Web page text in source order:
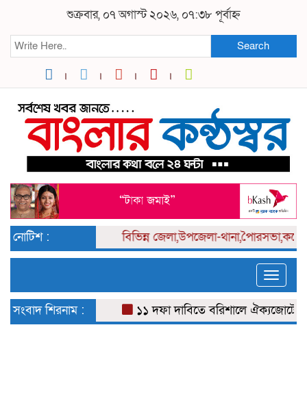
শুক্রবার, ০৭ অগাস্ট ২০২৬, ০৭:৩৮ পূর্বাহ্ন
Search
নোটিশ : বিভিন্নজেলা,উপজেলা-থানা,পৈারসভা,কলেজ
Toggle
সংবাদ শিরনাম :
১১ দফা দাবিতে বরিশালে ঐক্যজোটের